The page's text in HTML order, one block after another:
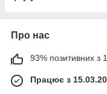
Про нас
93% позитивних з
Працює з